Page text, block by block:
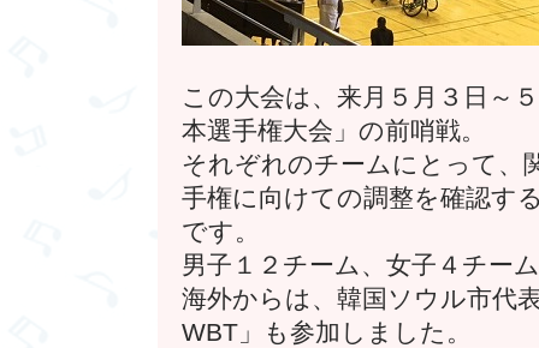
この大会は、来月５月３日～
本選手権大会」の前哨戦。
それぞれのチームにとって、
手権に向けての調整を確認す
です。
男子１２チーム、女子４チー
海外からは、韓国ソウル市代
WBT」も参加しました。